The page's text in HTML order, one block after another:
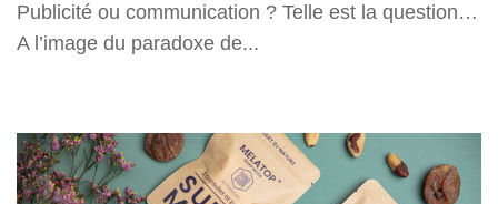
Publicité ou communication ? Telle est la question…
A l’image du paradoxe de...